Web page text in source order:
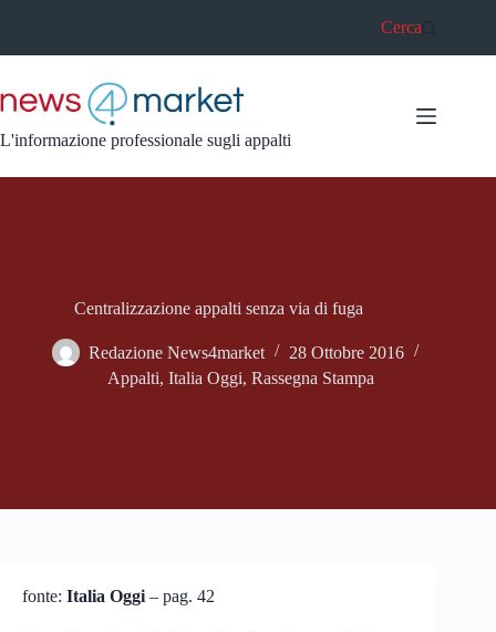
Cerca
L'informazione professionale sugli appalti
Centralizzazione appalti senza via di fuga
Redazione News4market
28 Ottobre 2016
Appalti, Italia Oggi, Rassegna Stampa
fonte: Italia Oggi – pag. 42